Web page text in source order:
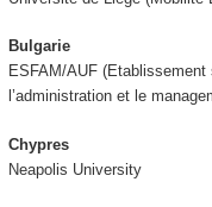
Bulgarie
ESFAM/AUF
l’administration et le
Chypres
Neapolis University